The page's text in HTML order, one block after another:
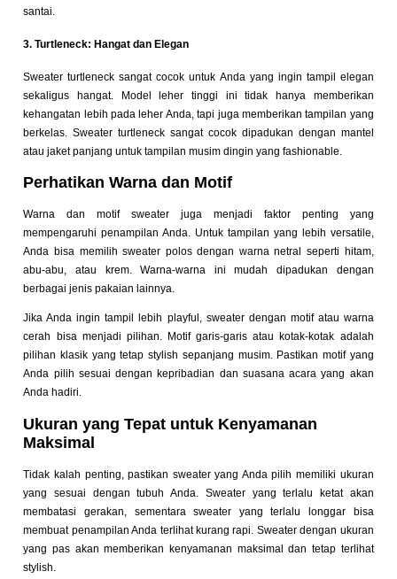
santai.
3. Turtleneck: Hangat dan Elegan
Sweater turtleneck sangat cocok untuk Anda yang ingin tampil elegan
sekaligus hangat. Model leher tinggi ini tidak hanya memberikan
kehangatan lebih pada leher Anda, tapi juga memberikan tampilan yang
berkelas. Sweater turtleneck sangat cocok dipadukan dengan mantel
atau jaket panjang untuk tampilan musim dingin yang fashionable.
Perhatikan Warna dan Motif
Warna dan motif sweater juga menjadi faktor penting yang
mempengaruhi penampilan Anda. Untuk tampilan yang lebih versatile,
Anda bisa memilih sweater polos dengan warna netral seperti hitam,
abu-abu, atau krem. Warna-warna ini mudah dipadukan dengan
berbagai jenis pakaian lainnya.
Jika Anda ingin tampil lebih playful, sweater dengan motif atau warna
cerah bisa menjadi pilihan. Motif garis-garis atau kotak-kotak adalah
pilihan klasik yang tetap stylish sepanjang musim. Pastikan motif yang
Anda pilih sesuai dengan kepribadian dan suasana acara yang akan
Anda hadiri.
Ukuran yang Tepat untuk Kenyamanan
Maksimal
Tidak kalah penting, pastikan sweater yang Anda pilih memiliki ukuran
yang sesuai dengan tubuh Anda. Sweater yang terlalu ketat akan
membatasi gerakan, sementara sweater yang terlalu longgar bisa
membuat penampilan Anda terlihat kurang rapi. Sweater dengan ukuran
yang pas akan memberikan kenyamanan maksimal dan tetap terlihat
stylish.